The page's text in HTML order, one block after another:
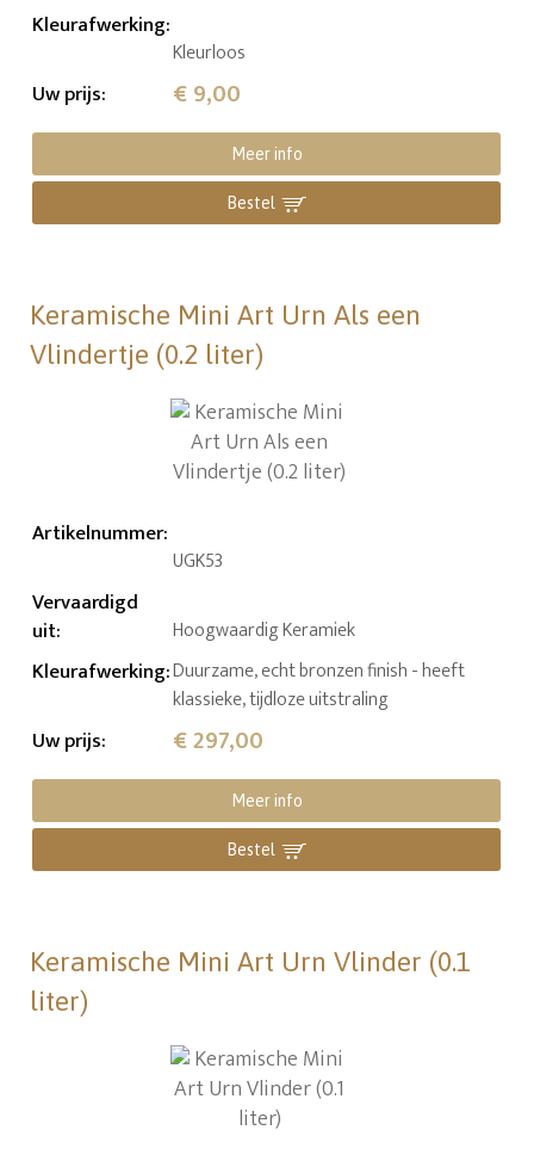
Kleurafwerking:
Kleurloos
Uw prijs: € 9,00
Meer info
Bestel
Keramische Mini Art Urn Als een
Vlindertje (0.2 liter)
Artikelnummer:
UGK53
Vervaardigd
uit: Hoogwaardig Keramiek
Kleurafwerking:Duurzame, echt bronzen finish - heeft
klassieke, tijdloze uitstraling
Uw prijs: € 297,00
Meer info
Bestel
Keramische Mini Art Urn Vlinder (0.1
liter)